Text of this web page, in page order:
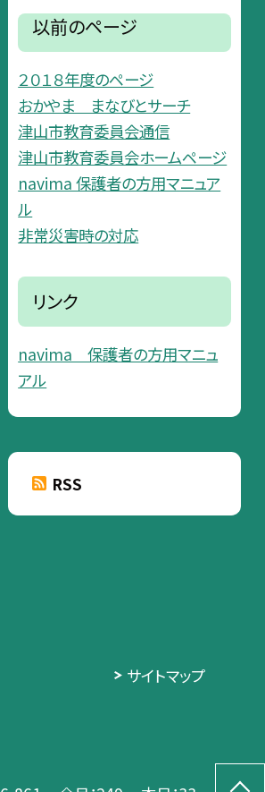
以前のページ
２０１８年度のページ
おかやま まなびとサーチ
津山市教育委員会通信
津山市教育委員会ホームページ
navima 保護者の方用マニュア
ル
非常災害時の対応
リンク
navima 保護者の方用マニュ
アル
RSS
サイトマップ